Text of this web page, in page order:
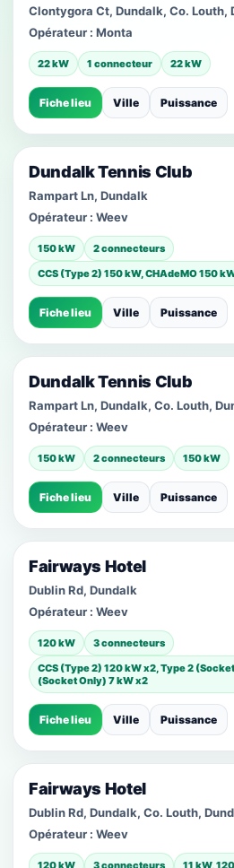
Clontygora Ct, Dundalk, Co. Louth,
Opérateur : Monta
22 kW 1 connecteur 22 kW
Fiche lieu Ville Puissance
Dundalk Tennis Club
Rampart Ln, Dundalk
Opérateur : Weev
150 kW
2 connecteurs
CCS (Type 2) 150 kW, CHAdeMO 150
Fiche lieu Ville Puissance
Dundalk Tennis Club
Rampart Ln, Dundalk, Co. Louth,
Opérateur : Weev
150 kW 2 connecteurs 150 kW
Fiche lieu Ville Puissance
Fairways Hotel
Dublin Rd, Dundalk
Opérateur : Weev
120 kW
3 connecteurs
CCS (Type 2) 120 kW x2, Type 2
(Socket Only) 7 kW x2
Fiche lieu Ville Puissance
Fairways Hotel
Dublin Rd, Dundalk, Co. Louth,
Opérateur : Weev
120 kW 3 connecteurs 11 kW,